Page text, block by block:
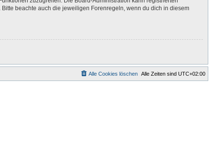
beachte auch die jeweiligen Forenregeln, wenn du dich in diesem
Alle Zeiten sind UTC+02:00
Alle Cookies löschen